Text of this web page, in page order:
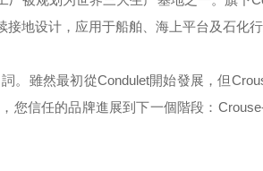
接地设计，应用于船舶、海上平台及石化行
。雖然最初從Condulet開始發展，但
您信任的品牌進展到下一個階段：